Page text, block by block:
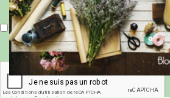
Enregistrer mon nom, mon e-mail et mon site dans le